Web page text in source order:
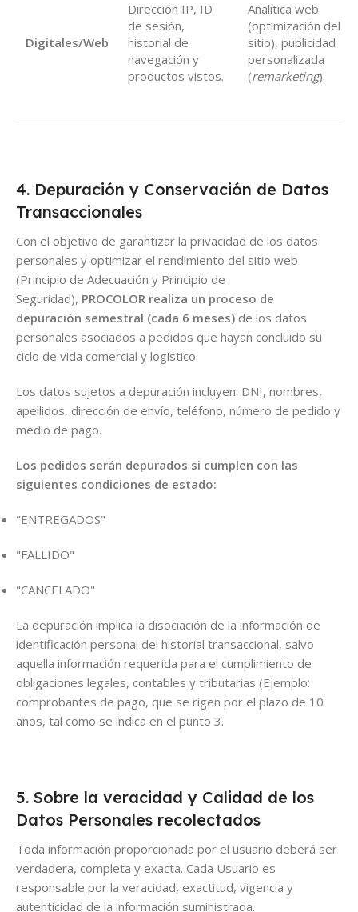
Digitales/Web
Dirección IP, ID
de sesión,
historial de
navegación y
productos vistos.
Analítica web
(optimización del
sitio), publicidad
personalizada
(remarketing).
4. Depuración y Conservación de Datos
Transaccionales
Con el objetivo de garantizar la privacidad de los datos
personales y optimizar el rendimiento del sitio web
(Principio de Adecuación y Principio de
Seguridad), PROCOLOR realiza un proceso de
depuración semestral (cada 6 meses) de los datos
personales asociados a pedidos que hayan concluido su
ciclo de vida comercial y logístico.
Los datos sujetos a depuración incluyen: DNI, nombres,
apellidos, dirección de envío, teléfono, número de pedido y
medio de pago.
Los pedidos serán depurados si cumplen con las
siguientes condiciones de estado:
"ENTREGADOS"
"FALLIDO"
"CANCELADO"
La depuración implica la disociación de la información de
identificación personal del historial transaccional, salvo
aquella información requerida para el cumplimiento de
obligaciones legales, contables y tributarias (Ejemplo:
comprobantes de pago, que se rigen por el plazo de 10
años, tal como se indica en el punto 3.
5. Sobre la veracidad y Calidad de los
Datos Personales recolectados
Toda información proporcionada por el usuario deberá ser
verdadera, completa y exacta. Cada Usuario es
responsable por la veracidad, exactitud, vigencia y
autenticidad de la información suministrada.